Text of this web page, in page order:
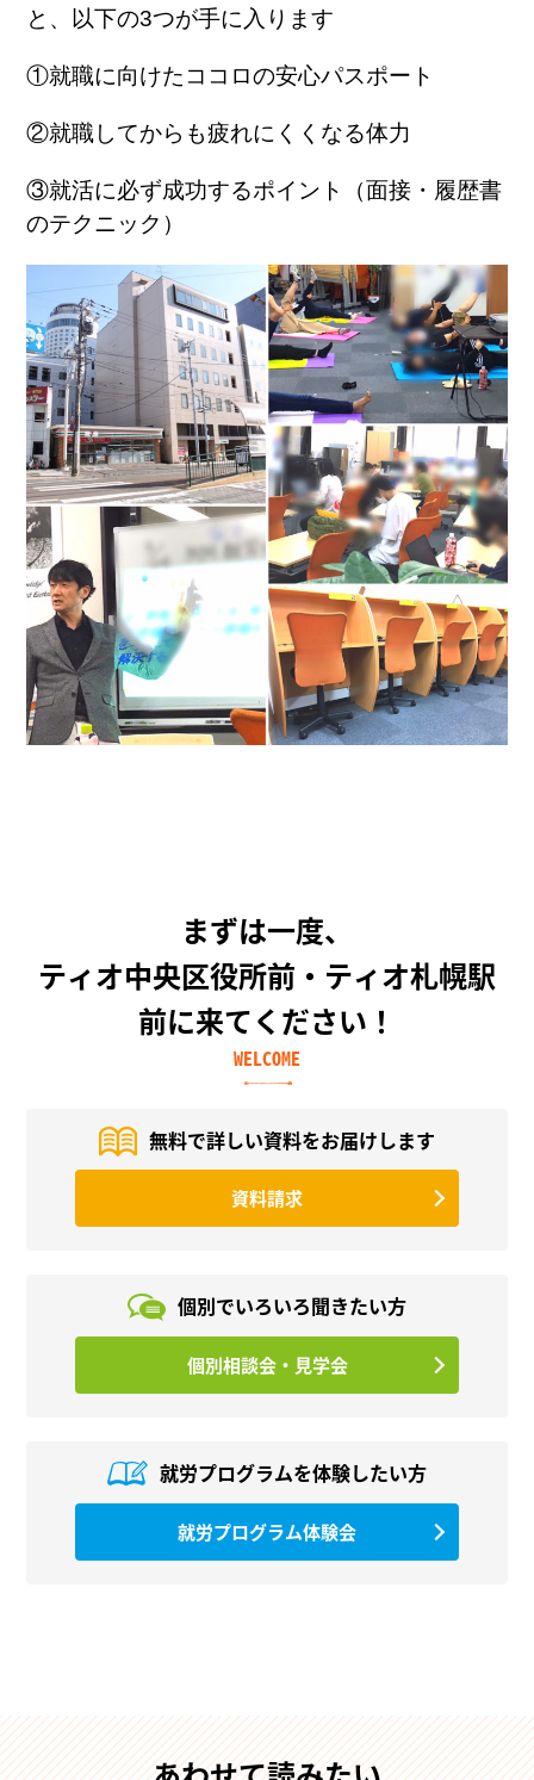
と、以下の3つが手に入ります
①就職に向けたココロの安心パスポート
②就職してからも疲れにくくなる体力
③就活に必ず成功するポイント（面接・履歴書
のテクニック）
まずは一度、
ティオ中央区役所前・ティオ札幌駅
前に来てください！
WELCOME
無料で詳しい資料をお届けします
資料請求
個別でいろいろ聞きたい方
個別相談会・見学会
就労プログラムを体験したい方
就労プログラム体験会